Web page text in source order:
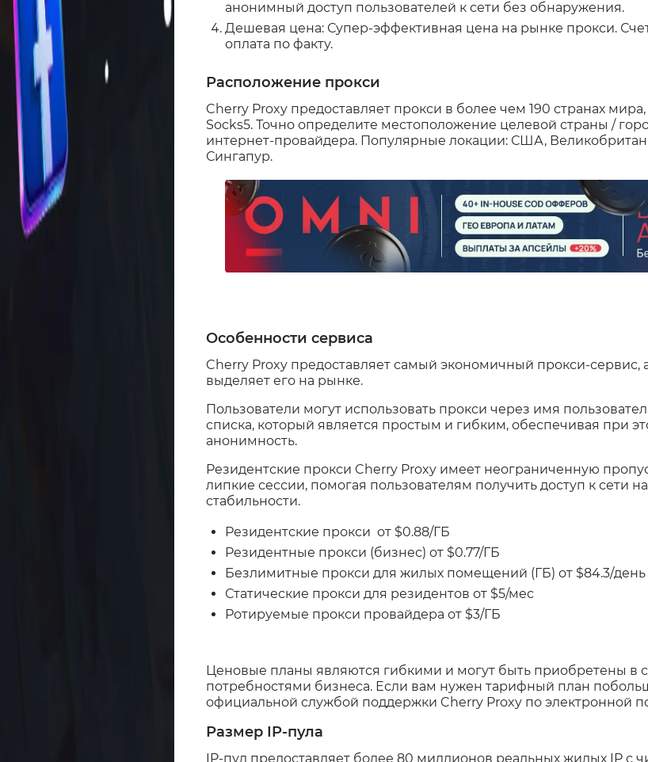
анонимный доступ пользователей к сети без обнаружения.
Дешевая цена: Супер-эффективная цена на рынке прокси.
оплата по факту.
Расположение прокси
Cherry Proxy предоставляет прокси в более чем 190 странах
Socks5. Точно определите местоположение целевой страны /
интернет-провайдера. Популярные локации: США,
Сингапур.
Особенности сервиса
Cherry Proxy предоставляет самый экономичный прокси-сервис,
выделяет его на рынке.
Пользователи могут использовать прокси через имя
списка, который является простым и гибким, обеспечивая при
анонимность.
Резидентские прокси Cherry Proxy имеет неограниченную
липкие сессии, помогая пользователям получить доступ к сети
стабильности.
Резидентские прокси от $0.88/ГБ
Резидентные прокси (бизнес) от $0.77/ГБ
Безлимитные прокси для жилых помещений (ГБ) от $84.3/день
Статические прокси для резидентов от $5/мес
Ротируемые прокси провайдера от $3/ГБ
Ценовые планы являются гибкими и могут быть приобретены в
потребностями бизнеса. Если вам нужен тарифный план
официальной службой поддержки Cherry Proxy по электронной
Размер IP-пула
IP-пул предоставляет более 80 миллионов реальных жилых IP с